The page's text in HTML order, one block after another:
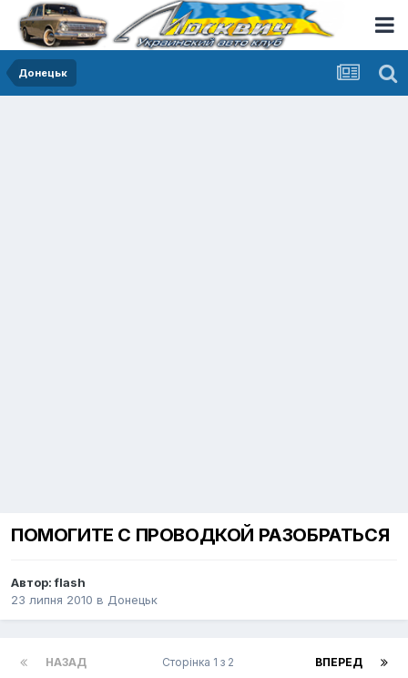
Донецьк
ПОМОГИТЕ С ПРОВОДКОЙ РАЗОБРАТЬСЯ
Автор:flash
23 липня 2010 в Донецьк
НАЗАД ВПЕРЕД
Сторінка 1 з 2